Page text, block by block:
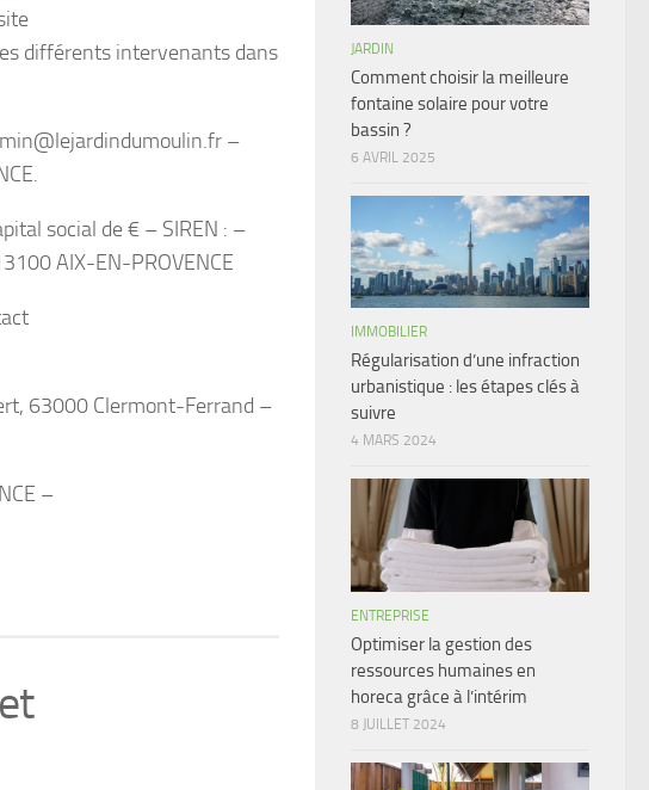
différents intervenants dans
–
.
social de € – SIREN : –
AIX-EN-PROVENCE
63000 Clermont-Ferrand –
–
JARDIN
Comment choisir la meilleure
fontaine solaire pour votre
bassin ?
6 AVRIL 2025
IMMOBILIER
Régularisation d’une infraction
urbanistique : les étapes clés à
suivre
4 MARS 2024
ENTREPRISE
Optimiser la gestion des
ressources humaines en
horeca grâce à l’intérim
8 JUILLET 2024